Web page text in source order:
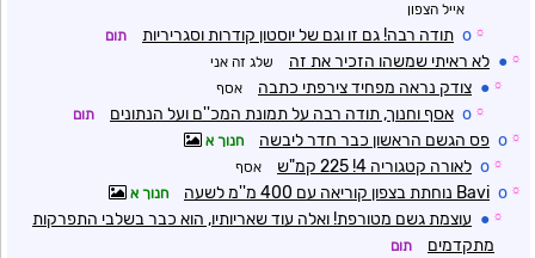
אייל הצפון
☼
o תודה רבה! גם זו וגם של יוסטון קודרות וסגריריות תום
☼
● לא ראיתי שמשהו הזכיר את זה שלג זה אני
☼
● צודק נראה מפחיד צירפתי כתבה אסף
☼
o אסף וחנוך, תודה רבה על תמונת המכ''ם ועל הנתונים תום
☼
o פס הגשם הראשון כבר חדר ליבשה חנוך א
☼
o לאורה קטגוריה 4! 225 קמ"ש אסף
☼
o Bavi נוחתת בצפון קוריאה עם 400 מ''מ לשעה חנוך א
☼
● עוצמת גשם מטורפת! ואלה עוד שאריותיו, הוא כבר בשלבי התפרקות
מתקדמים
תום